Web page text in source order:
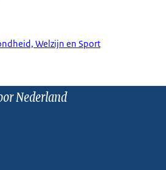
Welzijn en Sport
Nederland